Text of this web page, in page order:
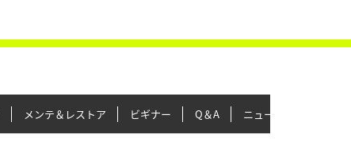
メンテ＆レストア ビギナー Q＆A ニュース＆トピックス